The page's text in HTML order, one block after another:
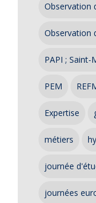
Observation
Observation
PAPI ;
PEM
Expertise
métiers
journée
journées